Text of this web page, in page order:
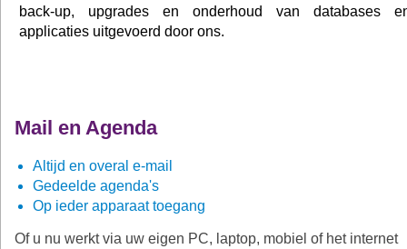
back-up, upgrades en onderhoud van databases
applicaties uitgevoerd door ons.
Mail en Agenda
Altijd en overal e-mail
Gedeelde agenda's
Op ieder apparaat toegang
Of u nu werkt via uw eigen PC, laptop, mobiel of het internet